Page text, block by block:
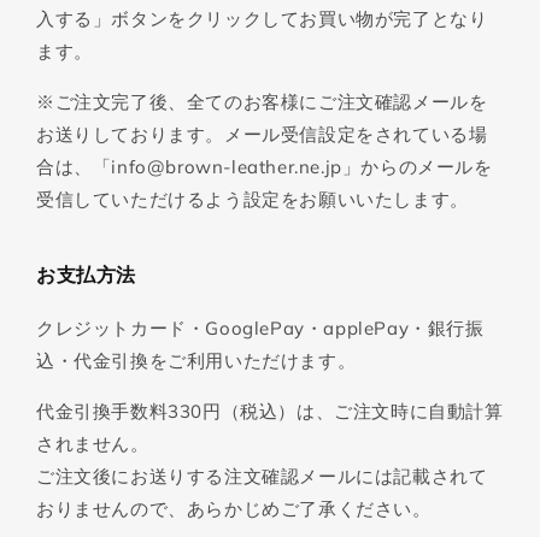
入する」ボタンをクリックしてお買い物が完了となり
ます。
※ご注文完了後、全てのお客様にご注文確認メールを
お送りしております。メール受信設定をされている場
合は、「info@brown-leather.ne.jp」からのメールを
受信していただけるよう設定をお願いいたします。
お支払方法
クレジットカード・GooglePay・applePay・銀行振
込・代金引換をご利用いただけます。
代金引換手数料330円（税込）は、ご注文時に自動計算
されません。
ご注文後にお送りする注文確認メールには記載されて
おりませんので、あらかじめご了承ください。